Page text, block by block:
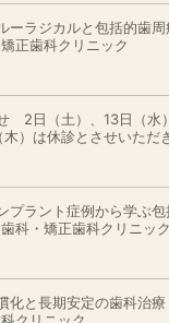
ーラジカルと包括的歯
正歯科クリニック
2日（土）、13日（水
）は休診とさせいただ
プラント症例から学ぶ
科・矯正歯科クリニック
化と長期安定の歯科治